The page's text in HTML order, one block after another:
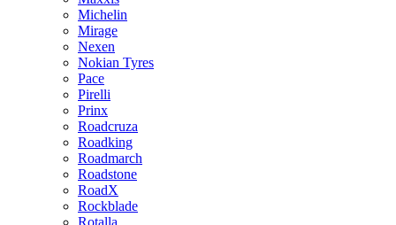
Michelin
Mirage
Nexen
Nokian Tyres
Pace
Pirelli
Prinx
Roadcruza
Roadking
Roadmarch
Roadstone
RoadX
Rockblade
Rotalla